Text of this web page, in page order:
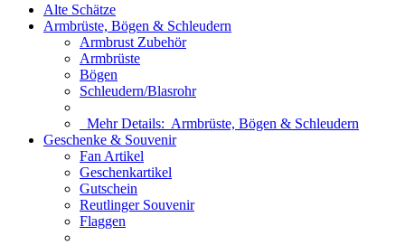
Alte Schätze
Armbrüste, Bögen & Schleudern
Armbrust Zubehör
Armbrüste
Bögen
Schleudern/Blasrohr
Mehr Details: Armbrüste, Bögen & Schleudern
Geschenke & Souvenir
Fan Artikel
Geschenkartikel
Gutschein
Reutlinger Souvenir
Flaggen